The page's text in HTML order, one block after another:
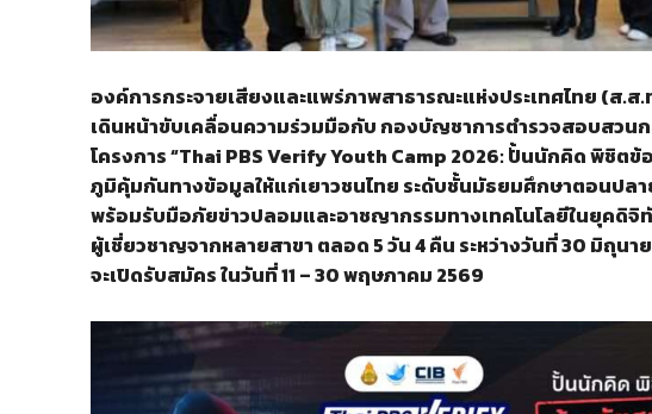
องค์การกระจายเสียงและแพร่ภาพสาธารณะแห่งประเทศไทย (ส.ส
เดินหน้าขับเคลื่อนความร่วมมือกับ กองบัญชาการตำรวจสอบสวน
โครงการ “Thai PBS Verify Youth Camp 2026: ปั้นนักคิด พิชิต
ภูมิคุ้มกันทางข้อมูลให้แก่เยาวชนไทย ระดับชั้นมัธยมศึกษาตอนปลา
พร้อมรับมือภัยข่าวปลอมและอาชญากรรมทางเทคโนโลยีในยุคดิจิ
ผู้เชี่ยวชาญจากหลายสาขา ตลอด 5 วัน 4 คืน ระหว่างวันที่ 30 มิถุนา
จะเปิดรับสมัคร ในวันที่ 11 – 30 พฤษภาคม 2569